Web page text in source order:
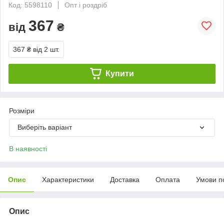
Код: 5598110
Опт і роздріб
від 367 ₴
367 ₴ від 2 шт.
Купити
Розміри
Виберіть варіант
В наявності
Опис Характеристики Доставка Оплата Умови
Опис